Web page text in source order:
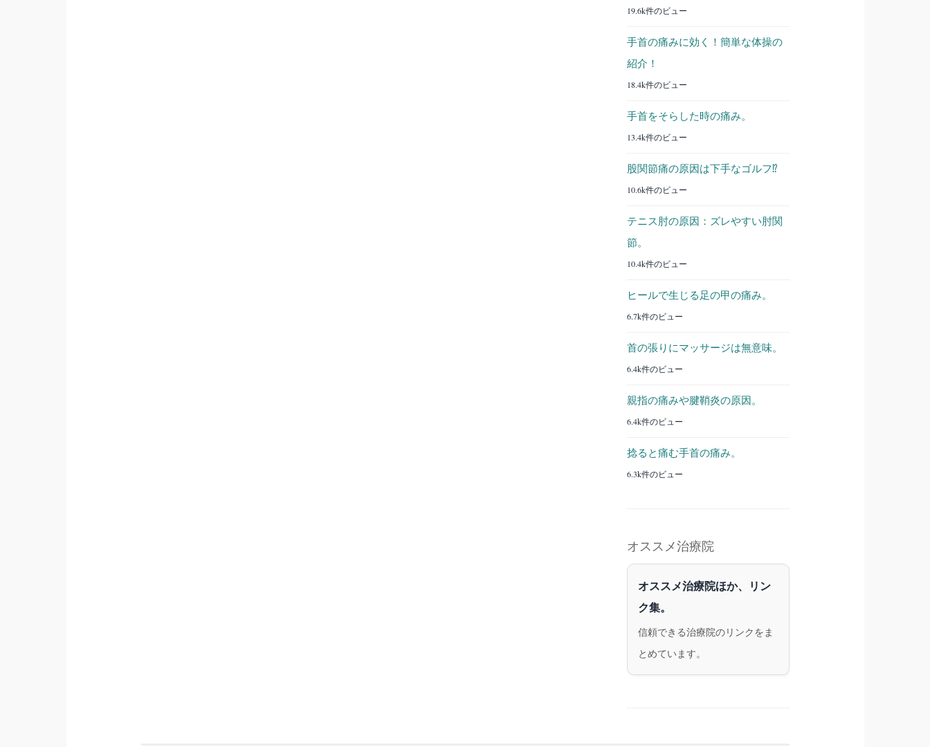
19.6k件のビュー
手首の痛みに効く！簡単な体操の
紹介！
18.4k件のビュー
手首をそらした時の痛み。
13.4k件のビュー
股関節痛の原因は下手なゴルフ⁉︎
10.6k件のビュー
テニス肘の原因：ズレやすい肘関
節。
10.4k件のビュー
ヒールで生じる足の甲の痛み。
6.7k件のビュー
首の張りにマッサージは無意味。
6.4k件のビュー
親指の痛みや腱鞘炎の原因。
6.4k件のビュー
捻ると痛む手首の痛み。
6.3k件のビュー
オススメ治療院
オススメ治療院ほか、リン
ク集。
信頼できる治療院のリンクをま
とめています。